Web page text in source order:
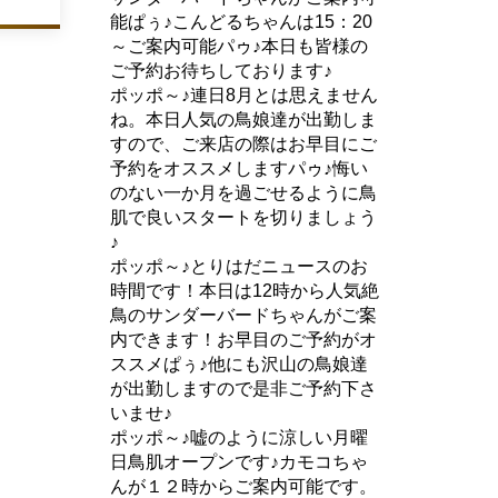
能ぱぅ♪こんどるちゃんは15：20
～ご案内可能パゥ♪本日も皆様の
ご予約お待ちしております♪
ポッポ～♪連日8月とは思えません
ね。本日人気の鳥娘達が出勤しま
すので、ご来店の際はお早目にご
予約をオススメしますパゥ♪悔い
のない一か月を過ごせるように鳥
肌で良いスタートを切りましょう
♪
ポッポ～♪とりはだニュースのお
時間です！本日は12時から人気絶
鳥のサンダーバードちゃんがご案
内できます！お早目のご予約がオ
ススメぱぅ♪他にも沢山の鳥娘達
が出勤しますので是非ご予約下さ
いませ♪
ポッポ～♪嘘のように涼しい月曜
日鳥肌オープンです♪カモコちゃ
んが１２時からご案内可能です。